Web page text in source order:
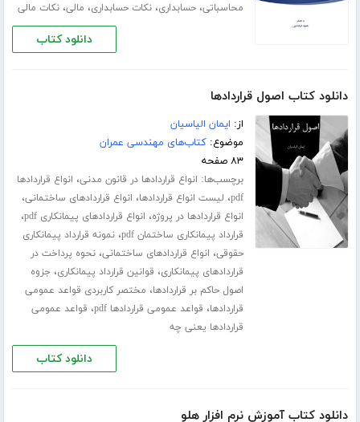
محاسباتی،حسابداری،نکات حسابداری، مالی،نکات مالی
دانلود کتاب
دانلود کتاب اصول قراردادها
از: ایمان الیاسیان
موضوع:کتاب‌های مهندسی عمران
۸۳ صفحه
برچسب‌ها: انواع قراردادها در قانون مدنی، انواع قراردادها
pdf، لیست انواع قراردادها، انواع قراردادهای ساختمانی،
انواع قراردادها در پروژه، انواع قراردادهای پیمانکاری pdf ،
قرارداد پیمانکاری ساختمان pdf ،نمونه قرارداد پیمانکاری
حقوقی، انواع قراردادهای ساختمانی،نحوه پرداخت در
قراردادهای پیمانکاری، قوانین قرارداد پیمانکاری، جزوه
اصول حاکم بر قراردادها، مختصر کاربردی قواعد عمومی
قراردادها، قواعد عمومی قراردادها pdf ، قواعد عمومی
قراردادها یعنی چه
دانلود کتاب
دانلود کتاب آموزش نرم افزار هلو